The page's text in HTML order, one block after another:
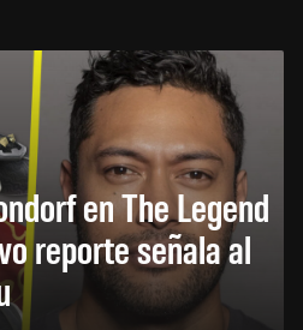
en The Legend
reporte señala al